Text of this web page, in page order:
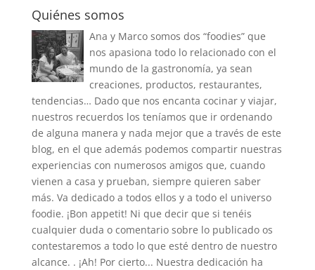
Quiénes somos
Ana y Marco somos dos “foodies” que
nos apasiona todo lo relacionado con el
mundo de la gastronomía, ya sean
creaciones, productos, restaurantes,
tendencias… Dado que nos encanta cocinar y viajar,
nuestros recuerdos los teníamos que ir ordenando
de alguna manera y nada mejor que a través de este
blog, en el que además podemos compartir nuestras
experiencias con numerosos amigos que, cuando
vienen a casa y prueban, siempre quieren saber
más. Va dedicado a todos ellos y a todo el universo
foodie. ¡Bon appetit! Ni que decir que si tenéis
cualquier duda o comentario sobre lo publicado os
contestaremos a todo lo que esté dentro de nuestro
alcance. . ¡Ah! Por cierto... Nuestra dedicación ha